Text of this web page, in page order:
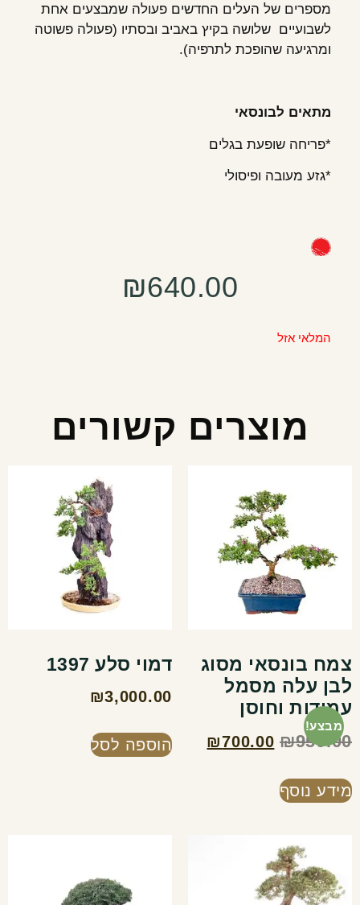
מספרים של העלים החדשים פעולה שמבצעים אחת
לשבועיים שלושה בקיץ באביב ובסתיו (פעולה פשוטה
ומרגיעה שהופכת לתרפיה).
מתאים לבונסאי
*פריחה שופעת בגלים
*גזע מעובה ופיסולי
₪640.00
המלאי אזל
מוצרים קשורים
מבצע!
צמח בונסאי מסוג
לבן עלה מסמל
עמידות וחוסן
₪950.00
₪700.00
מידע נוסף
דמוי סלע 1397
₪3,000.00
הוספה לסל